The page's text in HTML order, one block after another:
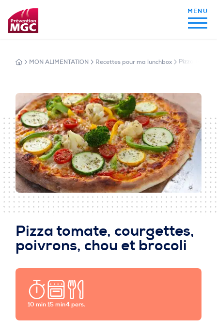
MON ALIMENTATION
MON SOMMEIL
MON ACTIVITÉ PHYSIQUE
MA SANTÉ AU QUOTIDIEN
MON ALIMENTATION Recettes pour ma lunchbox Pizza
Pizza tomate, courgettes,
poivrons, chou et brocoli
10 min 15 min4 pers.